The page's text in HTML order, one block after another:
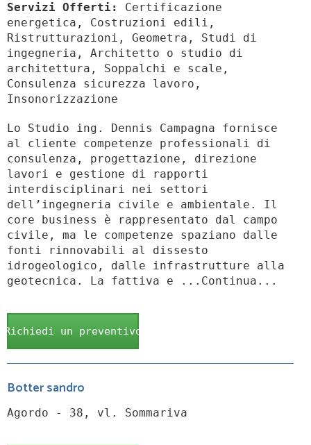
Servizi Offerti:
Certificazione
energetica, Costruzioni edili,
Ristrutturazioni, Geometra, Studi di
ingegneria, Architetto o studio di
architettura, Soppalchi e scale,
Consulenza sicurezza lavoro,
Insonorizzazione
Lo Studio ing. Dennis Campagna fornisce
al cliente competenze professionali di
consulenza, progettazione, direzione
lavori e gestione di rapporti
interdisciplinari nei settori
dell’ingegneria civile e ambientale. Il
core business è rappresentato dal campo
civile, ma le competenze spaziano dalle
fonti rinnovabili al dissesto
idrogeologico, dalle infrastrutture alla
geotecnica. La fattiva e ...Continua...
Richiedi un preventivo
Botter sandro
Agordo - 38, vl. Sommariva